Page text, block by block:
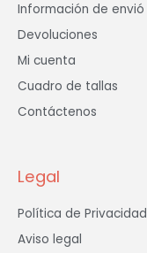
Información de envió
Devoluciones
Mi cuenta
Cuadro de tallas
Contáctenos
Legal
Política de Privacidad
Aviso legal